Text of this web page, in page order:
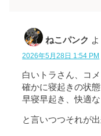
ねこパンク
2026年5月28日 1:54 PM
白いトラさん、コ
確かに寝起きの状
早寝早起き、快適
と言いつつそれが